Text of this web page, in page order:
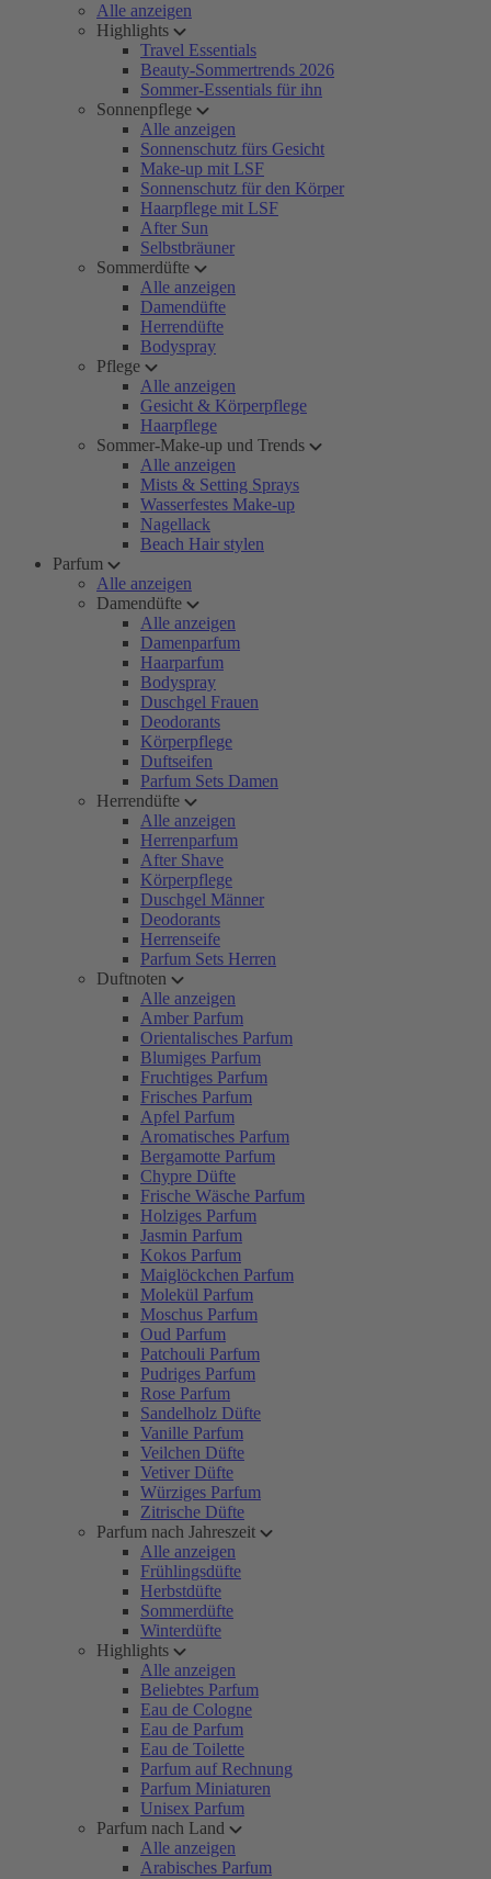
Alle anzeigen
Highlights
Travel Essentials
Beauty-Sommertrends 2026
Sommer-Essentials für ihn
Sonnenpflege
Alle anzeigen
Sonnenschutz fürs Gesicht
Make-up mit LSF
Sonnenschutz für den Körper
Haarpflege mit LSF
After Sun
Selbstbräuner
Sommerdüfte
Alle anzeigen
Damendüfte
Herrendüfte
Bodyspray
Pflege
Alle anzeigen
Gesicht & Körperpflege
Haarpflege
Sommer-Make-up und Trends
Alle anzeigen
Mists & Setting Sprays
Wasserfestes Make-up
Nagellack
Beach Hair stylen
Parfum
Alle anzeigen
Damendüfte
Alle anzeigen
Damenparfum
Haarparfum
Bodyspray
Duschgel Frauen
Deodorants
Körperpflege
Duftseifen
Parfum Sets Damen
Herrendüfte
Alle anzeigen
Herrenparfum
After Shave
Körperpflege
Duschgel Männer
Deodorants
Herrenseife
Parfum Sets Herren
Duftnoten
Alle anzeigen
Amber Parfum
Orientalisches Parfum
Blumiges Parfum
Fruchtiges Parfum
Frisches Parfum
Apfel Parfum
Aromatisches Parfum
Bergamotte Parfum
Chypre Düfte
Frische Wäsche Parfum
Holziges Parfum
Jasmin Parfum
Kokos Parfum
Maiglöckchen Parfum
Molekül Parfum
Moschus Parfum
Oud Parfum
Patchouli Parfum
Pudriges Parfum
Rose Parfum
Sandelholz Düfte
Vanille Parfum
Veilchen Düfte
Vetiver Düfte
Würziges Parfum
Zitrische Düfte
Parfum nach Jahreszeit
Alle anzeigen
Frühlingsdüfte
Herbstdüfte
Sommerdüfte
Winterdüfte
Highlights
Alle anzeigen
Beliebtes Parfum
Eau de Cologne
Eau de Parfum
Eau de Toilette
Parfum auf Rechnung
Parfum Miniaturen
Unisex Parfum
Parfum nach Land
Alle anzeigen
Arabisches Parfum